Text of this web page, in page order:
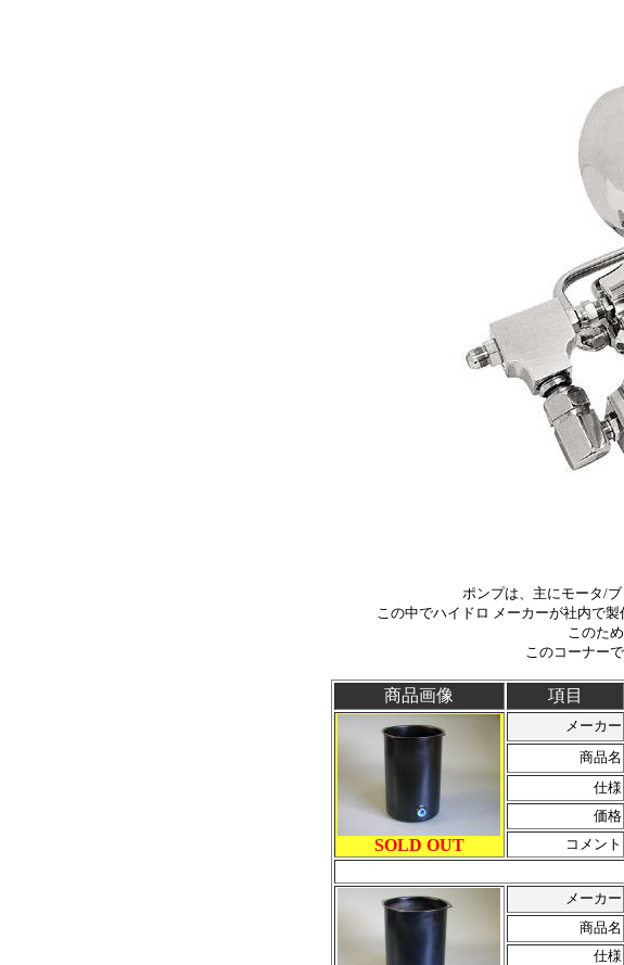
ポンプは、主にモータ/
この中でハイドロ メーカーが社内で製作
このため、
このコーナーでの
商品画像 項目
SOLD OUT
メーカー
商品名
仕様
価格
コメント
メーカー
商品名
仕様